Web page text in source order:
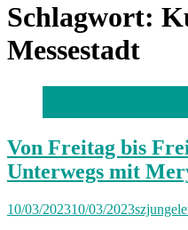
Schlagwort:
Messestadt
Von Freitag bis
Unterwegs mit
10/03/202310/03/2023